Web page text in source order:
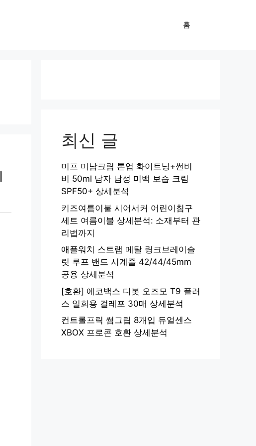
홈
최신 글
미프 미남크림 톤업 화이트닝+썬비
비 50ml 남자 남성 미백 보습 크림
SPF50+ 상세분석
키즈여름이불 시어서커 어린이침구
세트 여름이불 상세분석: 소재부터 관
리법까지
애플워치 스트랩 메탈 링크브레이슬
릿 루프 밴드 시계줄 42/44/45mm
공용 상세분석
[호환] 에코백스 디봇 오즈모 T9 플러
스 일회용 걸레포 30매 상세분석
컨트롤프릭 썸그립 8개입 듀얼센스
XBOX 프로콘 호환 상세분석